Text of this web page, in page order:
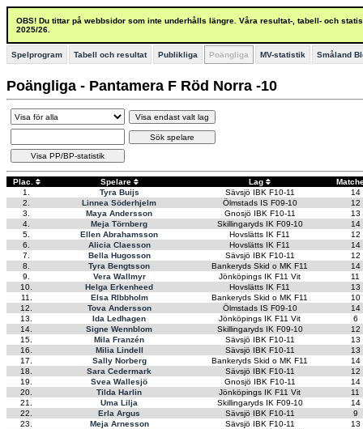
OBS! Du tittar på webbsidor som inte underhålls längre. Våra resultat-, tabell- och
2025/26.
Spelprogram Tabell och resultat Publikliga Poängliga MV-statistik Småland
Poängliga - Pantamera F Röd Norra -10
Visa endast valt lag
Sök spelare
Visa PP/BP-statistik
Plac. Spelare Lag
1.
Tyra Buijs Sävsjö IBK F10-11
14
2.
Linnea Söderhjelm Ölmstads IS F09-10
12
3.
Maya Andersson Gnosjö IBK F10-11
13
4.
Meja Törnberg Skillingaryds IK F09-10
14
5.
Ellen Abrahamsson Hovslätts IK F11
12
6.
Alicia Claesson Hovslätts IK F11
14
7.
Bella Hugosson Sävsjö IBK F10-11
12
8.
Tyra Bengtsson Bankeryds Skid o MK F11
14
9.
Vera Wallmyr Jönköpings IK F11 Vit
11
10.
Helga Erkenheed Hovslätts IK F11
13
11.
Elsa RIbbholm Bankeryds Skid o MK F11
10
12.
Tova Andersson Ölmstads IS F09-10
14
13.
Ida Ledhagen Jönköpings IK F11 Vit
6
14.
Signe Wennblom Skillingaryds IK F09-10
12
15.
Mila Franzén Sävsjö IBK F10-11
13
16.
Milia Lindell Sävsjö IBK F10-11
13
17.
Sally Norberg Bankeryds Skid o MK F11
14
18.
Sara Cedermark Sävsjö IBK F10-11
12
19.
Svea Wallesjö Gnosjö IBK F10-11
14
20.
Tilda Harlin Jönköpings IK F11 Vit
11
21.
Uma Lilja Skillingaryds IK F09-10
14
22.
Erla Argus Sävsjö IBK F10-11
9
23.
Meja Arnesson Sävsjö IBK F10-11
13